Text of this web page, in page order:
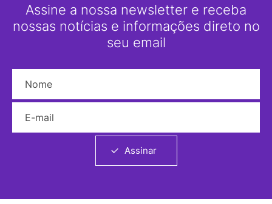
Assine a nossa newsletter e receba
nossas notícias e informações direto no
seu email
Assinar